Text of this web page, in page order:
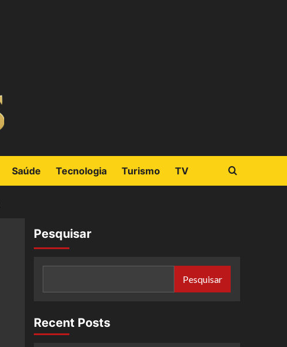
Saúde Tecnologia Turismo TV
Pesquisar
Pesquisar
Recent Posts